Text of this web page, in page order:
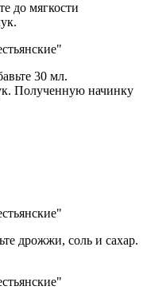
до мягкости
30 мл.
Полученную начинку
дрожжи, соль и сахар.